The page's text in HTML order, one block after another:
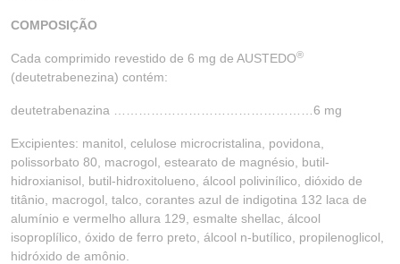
COMPOSIÇÃO
Cada comprimido revestido de 6 mg de AUSTEDO®
(deutetrabenezina) contém:
deutetrabenazina …………………………………………6 mg
Excipientes: manitol, celulose microcristalina, povidona,
polissorbato 80, macrogol, estearato de magnésio, butil-
hidroxianisol, butil-hidroxitolueno, álcool polivinílico, dióxido de
titânio, macrogol, talco, corantes azul de indigotina 132 laca de
alumínio e vermelho allura 129, esmalte shellac, álcool
isoproplílico, óxido de ferro preto, álcool n-butílico, propilenoglicol,
hidróxido de amônio.